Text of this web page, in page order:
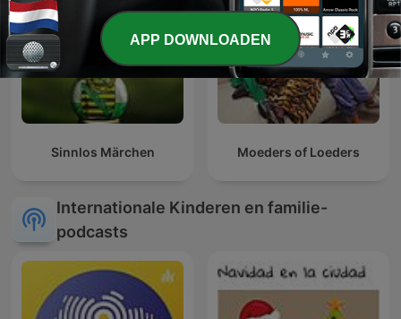
Sinnlos Märchen Moeders of Loeders
Internationale Kinderen en familie-
podcasts
APP DOWNLOADEN